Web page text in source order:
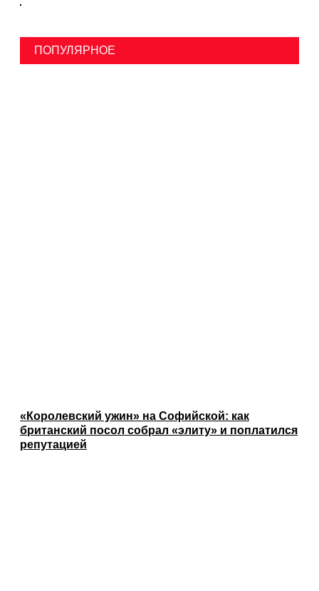
ПОПУЛЯРНОЕ
«Королевский ужин» на Софийской: как
британский посол собрал «элиту» и поплатился
репутацией